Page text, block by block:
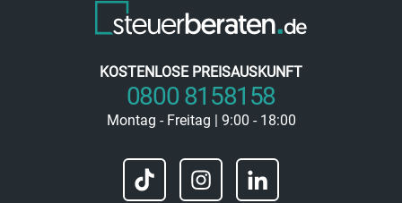
KOSTENLOSE PREISAUSKUNFT
0800 8158158
Montag - Freitag | 9:00 - 18:00